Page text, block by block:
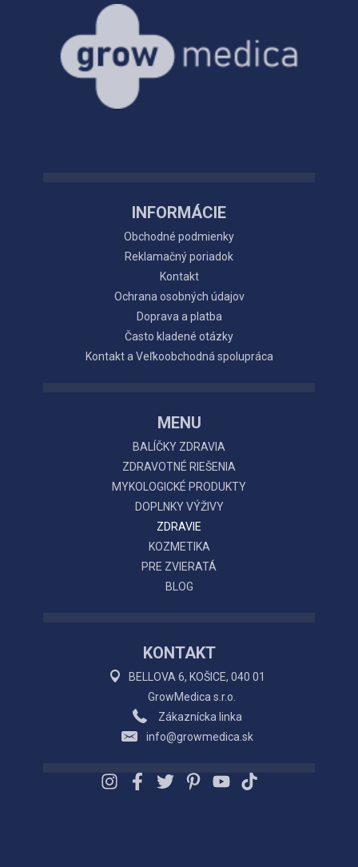
INFORMÁCIE
Obchodné podmienky
Reklamačný poriadok
Kontakt
Ochrana osobných údajov
Doprava a platba
Často kladené otázky
Kontakt a Veľkoobchodná spolupráca
MENU
BALÍČKY ZDRAVIA
ZDRAVOTNÉ RIEŠENIA
MYKOLOGICKÉ PRODUKTY
DOPLNKY VÝŽIVY
ZDRAVIE
KOZMETIKA
PRE ZVIERATÁ
BLOG
KONTAKT
BELLOVA 6, KOŠICE, 040 01
GrowMedica s.r.o.
Zákaznícka linka
info@growmedica.sk